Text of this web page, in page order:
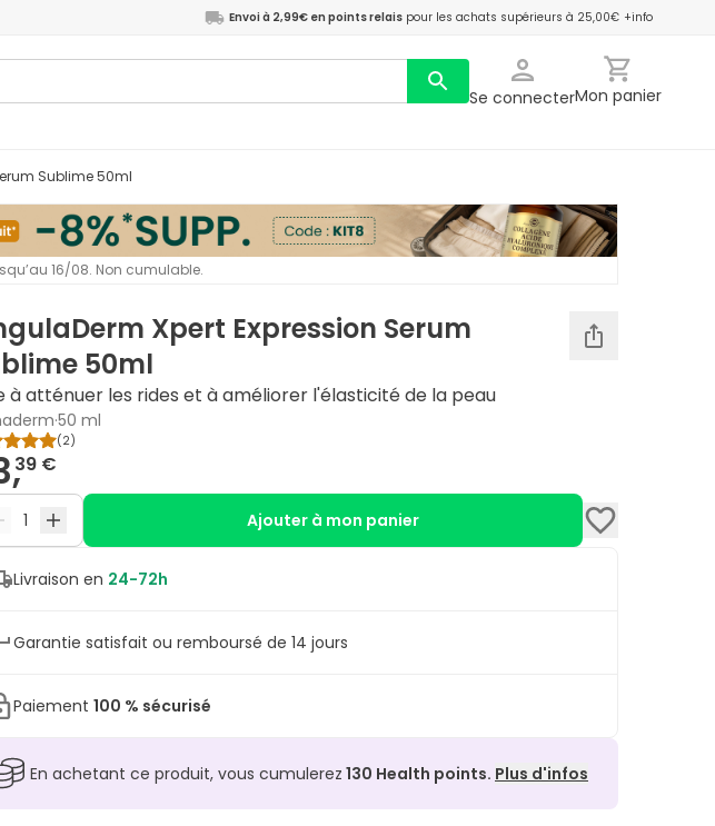
Envoi à 2,99€ en points relais pour les achats supérieurs à 25,00€ +info
Se connecterMon panier
Sublime 50ml
16/08. Non cumulable.
Xpert Expression Serum
50ml
à atténuer les rides et à améliorer l'élasticité de la peau
·50 ml
(2)
39 €
Ajouter à mon panier
Livraison en 24-72h
Garantie satisfait ou remboursé de 14 jours
Paiement 100 % sécurisé
En achetant ce produit, vous cumulerez 130 Health points. Plus d'infos